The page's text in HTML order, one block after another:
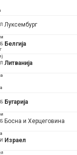
Луксембург
Белгија
Литванија
Бугарија
Босна и Херцеговина
Израел